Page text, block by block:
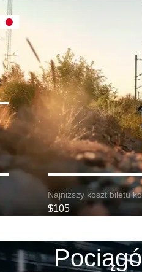
Najniższy koszt biletu
$105